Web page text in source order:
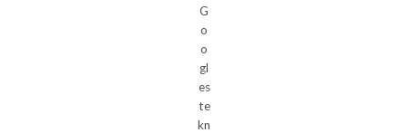
G
o
o
gl
es
te
kn